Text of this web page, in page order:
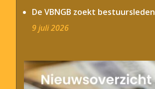
De VBNGB zoekt bestuursleden
9 juli 2026